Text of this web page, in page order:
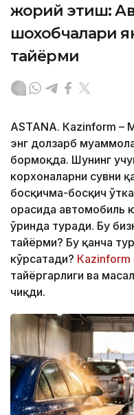
жорий этиш:
шохобчалари
тайёрми
ASTANА. Кazinform –
энг долзарб
бормоқда. Шунинг
корхоналарни сувни
босқичма-босқич
орасида автомобиль
ўринда туради. Бу
тайёрми? Бу қанча
кўрсатади? Кazinform
тайёргарлиги ва
чиқди.